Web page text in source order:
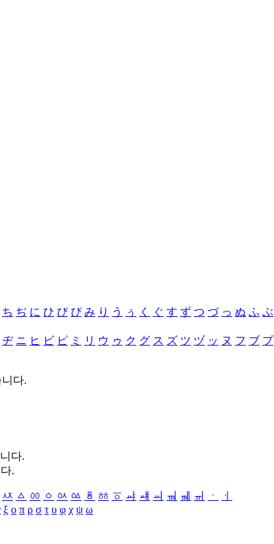
ち ぢ に ひ び ぴ み り う ぅ く ぐ す ず つ づ っ ぬ ふ ぶ
ヂ ニ ヒ ビ ピ ミ リ ウ ゥ ク グ ス ズ ツ ヅ ッ ヌ フ ブ プ
다.
다.
.
ㅾ ㅿ ㆀ ㆁ ㆂ ㆃ ㆄ ㆅ ㆆ ㆇ ㆈ ㆉ ㆊ ㆋ ㆌ ㆍ
ㆎ
ξ ο π ρ σ τ υ φ χ ψ ω